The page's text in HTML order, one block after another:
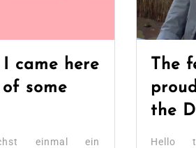
came here
some
einmal ein
The
the
Hello